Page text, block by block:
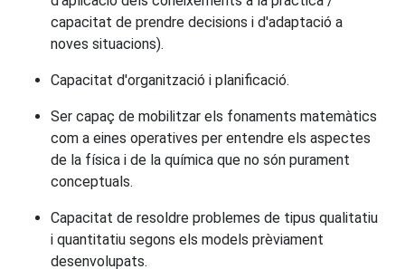
capacitat de prendre decisions i d'adaptació a
noves situacions).
Capacitat d'organització i planificació.
Ser capaç de mobilitzar els fonaments matemàtics
com a eines operatives per entendre els aspectes
de la física i de la química que no són purament
conceptuals.
Capacitat de resoldre problemes de tipus qualitatiu
i quantitatiu segons els models prèviament
desenvolupats.